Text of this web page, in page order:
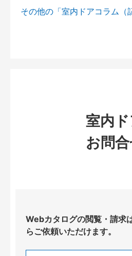
その他の「室内ドアコラム（
室内
お問
Webカタログの閲覧・請求
らご依頼いただけます。